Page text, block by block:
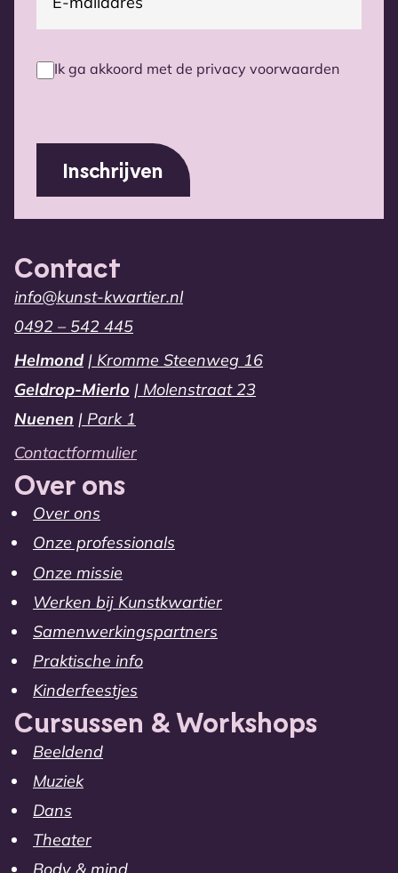
Privacy
Ik ga akkoord met de privacy voorwaarden
Contact
info@kunst-kwartier.nl
0492 – 542 445
Helmond | Kromme Steenweg 16
Geldrop-Mierlo | Molenstraat 23
Nuenen | Park 1
Contactformulier
Over ons
Over ons
Onze professionals
Onze missie
Werken bij Kunstkwartier
Samenwerkingspartners
Praktische info
Kinderfeestjes
Cursussen & Workshops
Beeldend
Muziek
Dans
Theater